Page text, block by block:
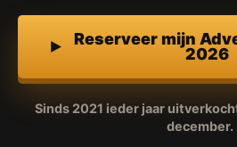
Reserveer mijn
2026
Sinds 2021 ieder jaar
december.